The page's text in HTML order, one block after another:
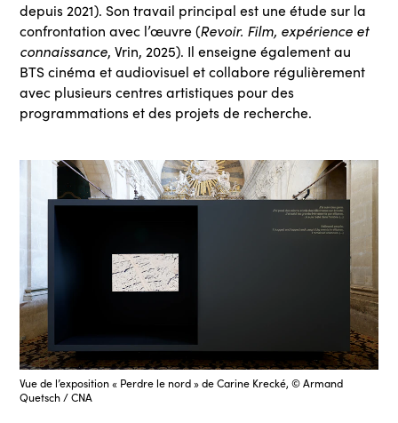
depuis 2021). Son travail principal est une étude sur la
confrontation avec l’œuvre (Revoir. Film, expérience et
connaissance, Vrin, 2025). Il enseigne également au
BTS cinéma et audiovisuel et collabore régulièrement
avec plusieurs centres artistiques pour des
programmations et des projets de recherche.
Vue de l’exposition « Perdre le nord » de Carine Krecké, © Armand
Quetsch / CNA